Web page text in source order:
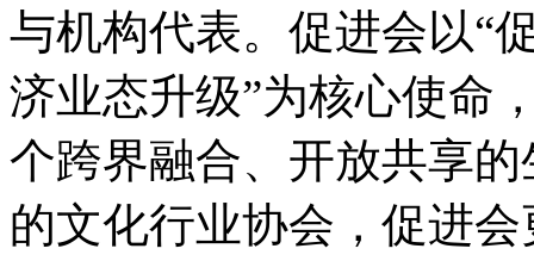
与机构代表。促进会以“
济业态升级”为核心使命
个跨界融合、开放共享
的文化行业协会，促进